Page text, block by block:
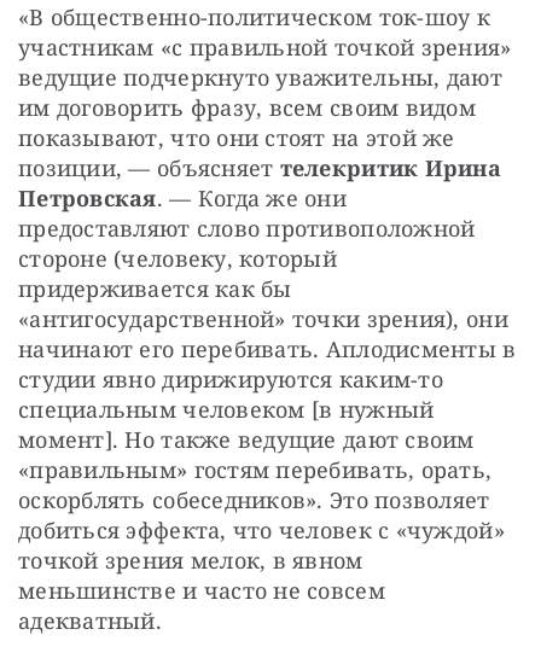
«В общественно-политическом ток-шоу к
участникам «с правильной точкой зрения»
ведущие подчеркнуто уважительны, дают
им договорить фразу, всем своим видом
показывают, что они стоят на этой же
позиции, — объясняет телекритик Ирина
Петровская. — Когда же они
предоставляют слово противоположной
стороне (человеку, который
придерживается как бы
«антигосударственной» точки зрения), они
начинают его перебивать. Аплодисменты в
студии явно дирижируются каким-то
специальным человеком [в нужный
момент]. Но также ведущие дают своим
«правильным» гостям перебивать, орать,
оскорблять собеседников». Это позволяет
добиться эффекта, что человек с «чуждой»
точкой зрения мелок, в явном
меньшинстве и часто не совсем
адекватный.